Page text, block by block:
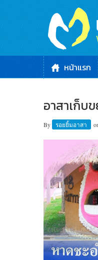
หน้าแรก
อาสาเก็บ
By รอยยิ้มอาสา